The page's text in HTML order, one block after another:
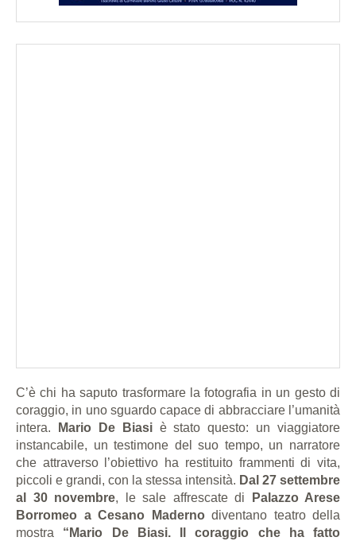
C’è chi ha saputo trasformare la fotografia in un gesto di
coraggio, in uno sguardo capace di abbracciare l’umanità
intera.
Mario De Biasiè stato questo: un viaggiatore
instancabile, un testimone del suo tempo, un narratore
che attraverso l’obiettivo ha restituito frammenti di vita,
piccoli e grandi, con la stessa intensità. Dal 27 settembre
al 30 novembre, le sale affrescate di
Palazzo Arese
Borromeo a Cesano Madernodiventano teatro della
mostra “Mario De Biasi. Il coraggio che ha fatto